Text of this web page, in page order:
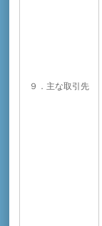
９．主な取引先